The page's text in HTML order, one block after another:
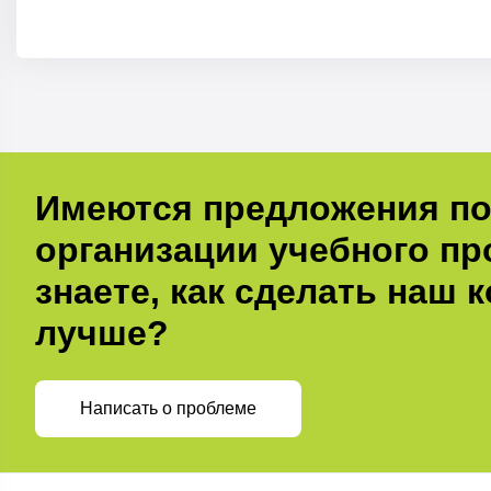
Имеются предложения по
организации учебного
знаете, как сделать наш
лучше?
Написать о проблеме